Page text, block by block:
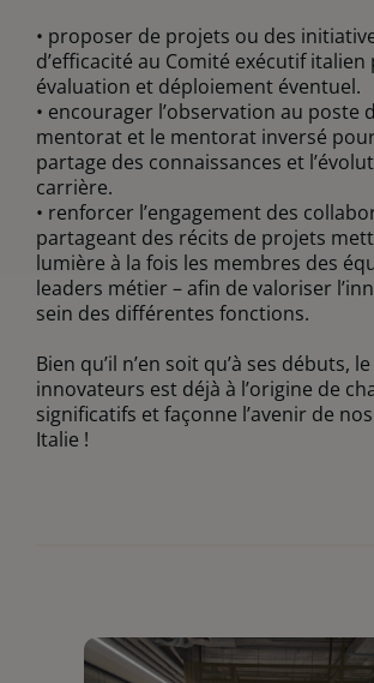
• proposer de projets ou des
d’efficacité au Comité exécutif
évaluation et déploiement éventuel.
• encourager l’observation au poste
mentorat et le mentorat inversé
partage des connaissances et
carrière.
• renforcer l’engagement des
partageant des récits de projets
lumière à la fois les membres des
leaders métier – afin de valoriser
sein des différentes fonctions.
Bien qu’il n’en soit qu’à ses débuts,
innovateurs est déjà à l’origine de
significatifs et façonne l’avenir de
Italie !